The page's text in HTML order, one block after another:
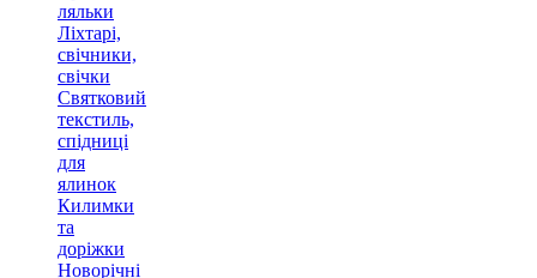
ляльки
Ліхтарі,
свічники,
свічки
Святковий
текстиль,
спідниці
для
ялинок
Килимки
та
доріжки
Новорічні